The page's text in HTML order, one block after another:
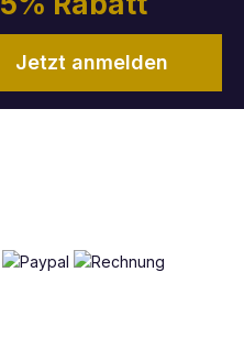
Jetzt anmelden